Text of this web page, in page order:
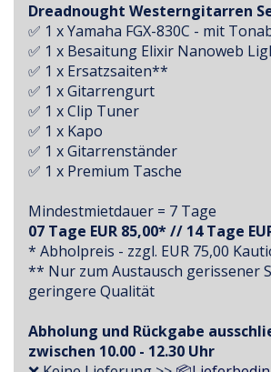
Dreadnought Westerngitarren
✅ 1 x Yamaha FGX-830C - mit
✅ 1 x Besaitung Elixir Nanoweb
✅ 1 x Ersatzsaiten**
✅ 1 x Gitarrengurt
✅ 1 x Clip Tuner
✅ 1 x Kapo
✅ 1 x Gitarrenständer
✅ 1 x Premium Tasche
Mindestmietdauer = 7 Tage
07 Tage EUR 85,00* // 14 Tage
* Abholpreis - zzgl. EUR 75,00
** Nur zum Austausch gerissener
geringere Qualität
Abholung und Rückgabe
zwischen 10.00 - 12.30 Uhr